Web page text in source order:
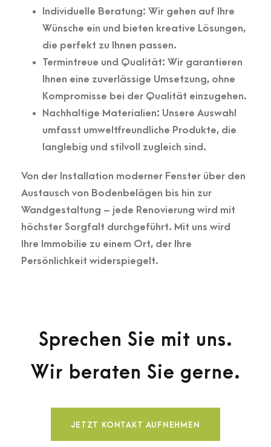
Individuelle Beratung: Wir gehen auf Ihre
Wünsche ein und bieten kreative Lösungen,
die perfekt zu Ihnen passen.
Termintreue und Qualität: Wir garantieren
Ihnen eine zuverlässige Umsetzung, ohne
Kompromisse bei der Qualität einzugehen.
Nachhaltige Materialien: Unsere Auswahl
umfasst umweltfreundliche Produkte, die
langlebig und stilvoll zugleich sind.
Von der Installation moderner Fenster über den
Austausch von Bodenbelägen bis hin zur
Wandgestaltung – jede Renovierung wird mit
höchster Sorgfalt durchgeführt. Mit uns wird
Ihre Immobilie zu einem Ort, der Ihre
Persönlichkeit widerspiegelt.
Sprechen Sie mit uns.
Wir beraten Sie gerne.
JETZT KONTAKT AUFNEHMEN